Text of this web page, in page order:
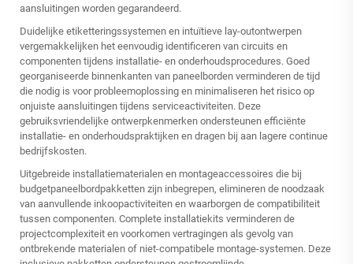
aansluitingen worden gegarandeerd.
Duidelijke etiketteringssystemen en intuïtieve lay-outontwerpen
vergemakkelijken het eenvoudig identificeren van circuits en
componenten tijdens installatie- en onderhoudsprocedures. Goed
georganiseerde binnenkanten van paneelborden verminderen de tijd
die nodig is voor probleemoplossing en minimaliseren het risico op
onjuiste aansluitingen tijdens serviceactiviteiten. Deze
gebruiksvriendelijke ontwerpkenmerken ondersteunen efficiënte
installatie- en onderhoudspraktijken en dragen bij aan lagere continue
bedrijfskosten.
Uitgebreide installatiematerialen en montageaccessoires die bij
budgetpaneelbordpakketten zijn inbegrepen, elimineren de noodzaak
van aanvullende inkoopactiviteiten en waarborgen de compatibiliteit
tussen componenten. Complete installatiekits verminderen de
projectcomplexiteit en voorkomen vertragingen als gevolg van
ontbrekende materialen of niet-compatibele montage-systemen. Deze